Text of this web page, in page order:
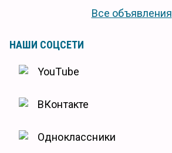
Все объявления
НАШИ СОЦСЕТИ
YouTube
ВКонтакте
Одноклассники